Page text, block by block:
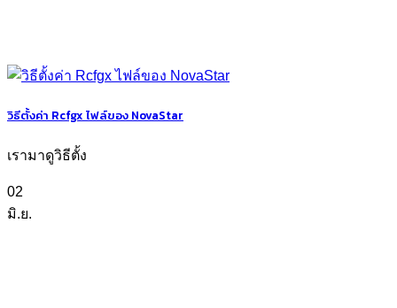
วิธีตั้งค่า Rcfgx ไฟล์ของ NovaStar
เรามาดูวิธีตั้ง
02
มิ.ย.